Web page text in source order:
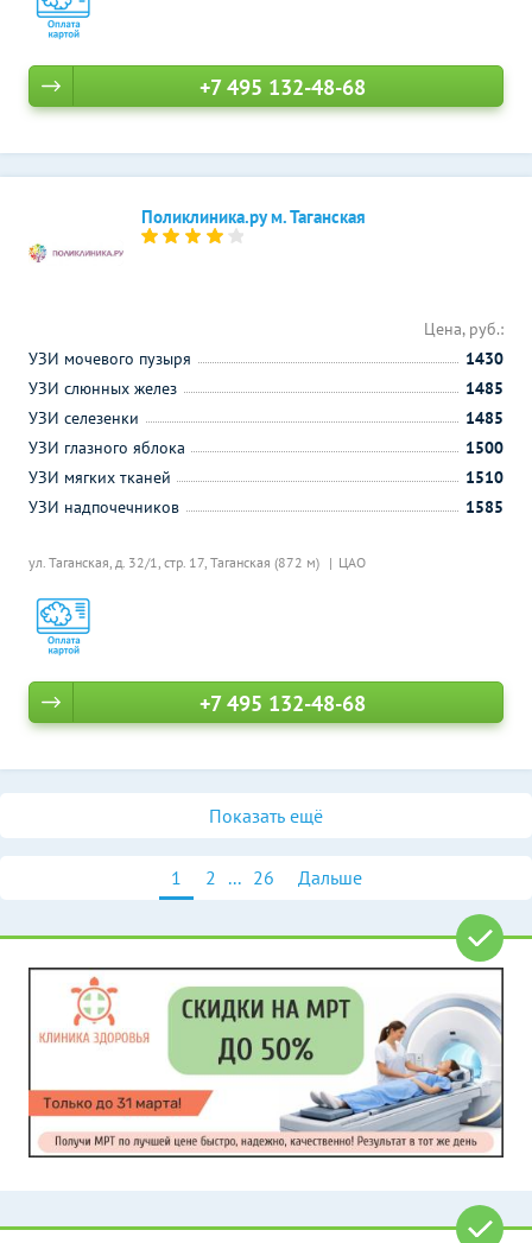
+7 495 132-48-68
Поликлиника.ру м. Таганская
ул. Таганская, д. 32/1, стр. 17, Таганская (872 м) ЦАО
Цена, руб.:
УЗИ мочевого пузыря
1430
УЗИ слюнных желез
1485
УЗИ селезенки
1485
УЗИ глазного яблока
1500
УЗИ мягких тканей
1510
УЗИ надпочечников
1585
+7 495 132-48-68
Показать ещё
1 2 ... 26 Дальше